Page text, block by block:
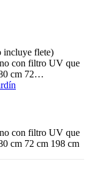
flete)
con filtro UV que
cm 72…
con filtro UV que
cm 72 cm 198 cm